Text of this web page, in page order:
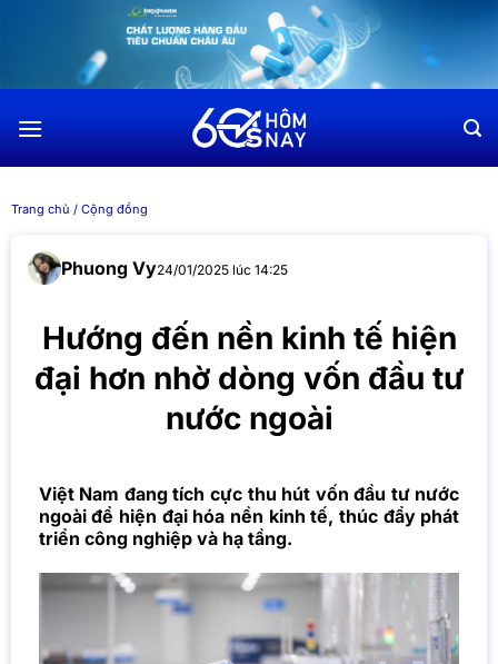
dung
Trang chủ / Cộng đồng
Phuong Vy24/01/2025 lúc 14:25
Hướng đến nền kinh tế hiện
đại hơn nhờ dòng vốn đầu tư
nước ngoài
Việt Nam đang tích cực thu hút vốn đầu tư nước
ngoài để hiện đại hóa nền kinh tế, thúc đẩy phát
triển công nghiệp và hạ tầng.